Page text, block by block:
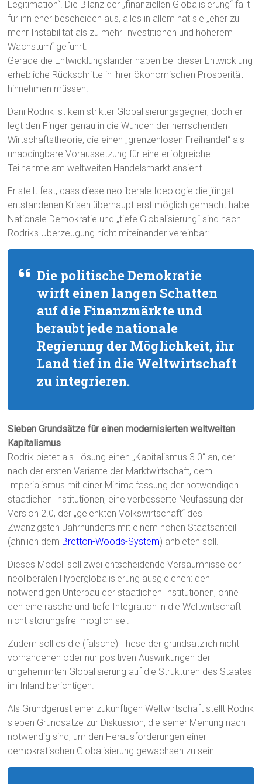
Legitimation“. Die Bilanz der „finanziellen Globalisierung“ fällt
für ihn eher bescheiden aus, alles in allem hat sie „eher zu
mehr Instabilität als zu mehr Investitionen und höherem
Wachstum“ geführt.
Gerade die Entwicklungsländer haben bei dieser Entwicklung
erhebliche Rückschritte in ihrer ökonomischen Prosperität
hinnehmen müssen.
Dani Rodrik ist kein strikter Globalisierungsgegner, doch er
legt den Finger genau in die Wunden der herrschenden
Wirtschaftstheorie, die einen „grenzenlosen Freihandel“ als
unabdingbare Voraussetzung für eine erfolgreiche
Teilnahme am weltweiten Handelsmarkt ansieht.
Er stellt fest, dass diese neoliberale Ideologie die jüngst
entstandenen Krisen überhaupt erst möglich gemacht habe.
Nationale Demokratie und „tiefe Globalisierung“ sind nach
Rodriks Überzeugung nicht miteinander vereinbar:
Die politische Demokratie
wirft einen langen Schatten
auf die Finanzmärkte und
beraubt jede nationale
Regierung der Möglichkeit, ihr
Land tief in die Weltwirtschaft
zu integrieren.
Sieben Grundsätze für einen modernisierten weltweiten
Kapitalismus
Rodrik bietet als Lösung einen „Kapitalismus 3.0“ an, der
nach der ersten Variante der Marktwirtschaft, dem
Imperialismus mit einer Minimalfassung der notwendigen
staatlichen Institutionen, eine verbesserte Neufassung der
Version 2.0, der „gelenkten Volkswirtschaft“ des
Zwanzigsten Jahrhunderts mit einem hohen Staatsanteil
(ähnlich dem Bretton-Woods-System) anbieten soll.
Dieses Modell soll zwei entscheidende Versäumnisse der
neoliberalen Hyperglobalisierung ausgleichen: den
notwendigen Unterbau der staatlichen Institutionen, ohne
den eine rasche und tiefe Integration in die Weltwirtschaft
nicht störungsfrei möglich sei.
Zudem soll es die (falsche) These der grundsätzlich nicht
vorhandenen oder nur positiven Auswirkungen der
ungehemmten Globalisierung auf die Strukturen des Staates
im Inland berichtigen.
Als Grundgerüst einer zukünftigen Weltwirtschaft stellt Rodrik
sieben Grundsätze zur Diskussion, die seiner Meinung nach
notwendig sind, um den Herausforderungen einer
demokratischen Globalisierung gewachsen zu sein: